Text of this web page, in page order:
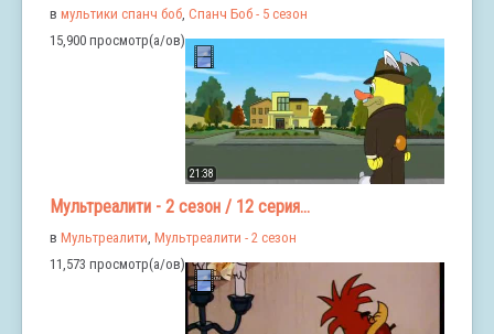
в мультики спанч боб, Спанч Боб - 5 сезон
15,900 просмотр(а/ов)
21:38
Мультреалити - 2 сезон / 12 серия...
в Мультреалити Мультреалити - 2 сезон
11,573 просмотр(а/ов)